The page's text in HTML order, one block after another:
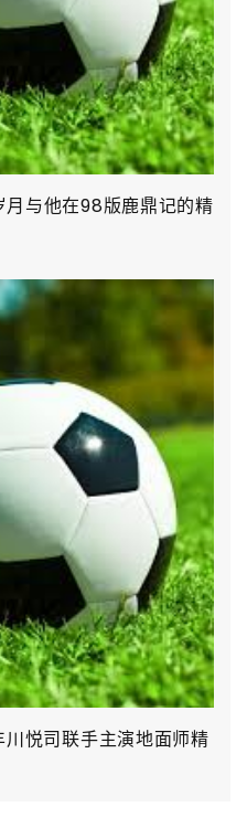
与他在98版鹿鼎记的精
悦司联手主演地面师精